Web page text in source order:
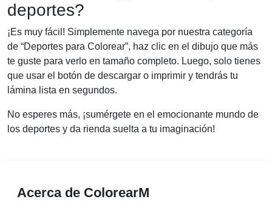
deportes?
¡Es muy fácil! Simplemente navega por nuestra categoría
de “Deportes para Colorear”, haz clic en el dibujo que más
te guste para verlo en tamaño completo. Luego, solo tienes
que usar el botón de descargar o imprimir y tendrás tu
lámina lista en segundos.
No esperes más, ¡sumérgete en el emocionante mundo de
los deportes y da rienda suelta a tu imaginación!
Acerca de ColorearM